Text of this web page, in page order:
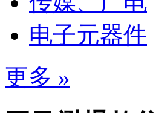
电子元器件
更多 »